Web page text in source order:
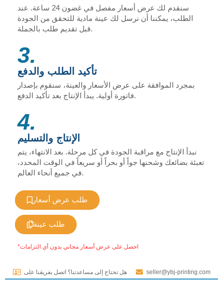
سنقدم لك عرض أسعار مفصل في غضون 24 ساعة. عند
الطلب، يمكننا أن نرسل لك عينة مادية للتحقق من الجودة
قبل تقديم طلب بالجملة.
3.
تأكيد الطلب والدفع
بمجرد الموافقة على عرض الأسعار والعينة، سنقوم بإصدار
فاتورة أولية. يبدأ الإنتاج بعد تأكيد الدفع.
4.
الإنتاج والتسليم
نبدأ الإنتاج مع مراقبة الجودة في كل مرحلة. بعد الانتهاء، يتم
تعبئة بضائعك وشحنها جواً أو بحراً أو سريعاً في الوقت المحدد،
في جميع أنحاء العالم.
طلب عرض أسعار
طلب عينة
*احصل على عرض أسعار مجاني بدون أي التزامات
هل تحتاج إلى مساعدتنا؟ اتصل بفريقنا على seller@ybj-printing.com